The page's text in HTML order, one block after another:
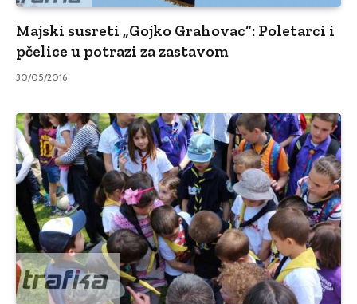
Majski susreti „Gojko Grahovac“: Poletarci i
pčelice u potrazi za zastavom
30/05/2016